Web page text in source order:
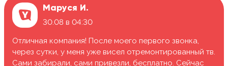
Маруся И.
30.08 в 04:30
Отличная компания! После моего первого звонка,
через сутки, у меня уже висел отремонтированный тв.
Сами забирали, сами привезли, бесплатно. Сейчас